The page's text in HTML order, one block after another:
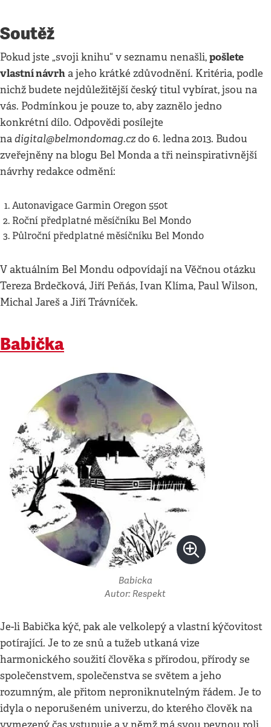
Soutěž
Pokud jste „svoji knihu“ v seznamu nenašli,pošlete
vlastní návrha jeho krátké zdůvodnění. Kritéria, podle
nichž budete nejdůležitější český titul vybírat, jsou na
vás. Podmínkou je pouze to, aby zaznělo jedno
konkrétní dílo. Odpovědi posílejte
nadigital@belmondomag.czdo 6. ledna 2013. Budou
zveřejněny na blogu Bel Monda a tři neinspirativnější
návrhy redakce odmění:
Autonavigace Garmin Oregon 550t
Roční předplatné měsíčníku Bel Mondo
Půlroční předplatné měsíčníku Bel Mondo
V aktuálním Bel Mondu odpovídají na Věčnou otázku
Tereza Brdečková, Jiří Peňás, Ivan Klíma, Paul Wilson,
Michal Jareš a Jiří Trávníček.
Babička
Babicka
Autor: Respekt
Je-li Babička kýč, pak ale velkolepý a vlastní kýčovitost
potírající. Je to ze snů a tužeb utkaná vize
harmonického soužití člověka s přírodou, přírody se
společenstvem, společenstva se světem a jeho
rozumným, ale přitom neproniknutelným řádem. Je to
idyla o neporušeném univerzu, do kterého člověk na